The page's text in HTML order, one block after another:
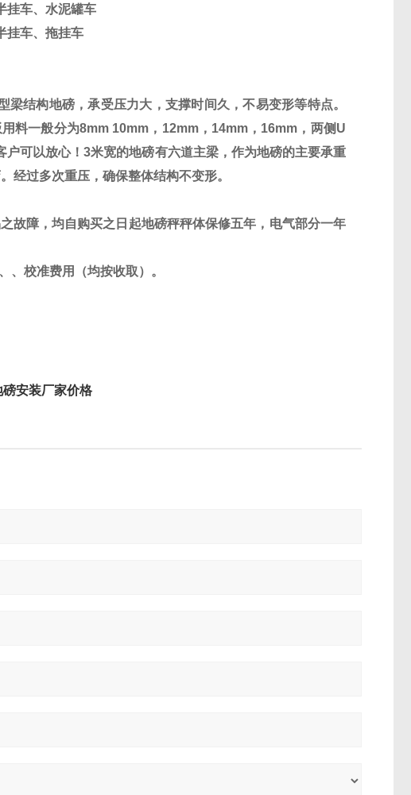
挂车、水泥罐车
挂车、拖挂车
梁结构地磅，承受压力大，支撑时间久，不易变形等特点。
料一般分为8mm 10mm ， 12mm， 14mm， 16mm ，两侧U
户可以放心！3米宽的地磅有六道主梁，作为地磅的主要承重
经过多次重压，确保整体结构不变形。
故障，均自购买之日起地磅秤秤体保修五年，电气部分一年
、校准费用（均按收取）。
家价格